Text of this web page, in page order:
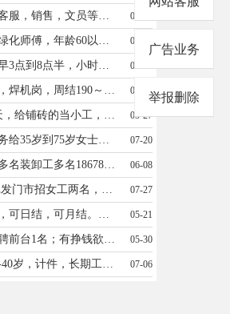
女37岁，大专，干过客服，销售，文员等工作，想找一份兼职或者小时工,电话15630911262非诚勿扰 07-02
留村附近产业园招聘绿化师傅，年龄60以内，割草灌溉。活不累。有经验者优先！电话13131918891。微信同号。 05-11
招女女配货工两名，早3点到8点半，小时工，顺兴市场附近，13722949994 05-20
太阳能光伏厂招普工，焊机岗，周结190～240元/天，免费住宿福利食堂。18－45男女不限。电话19103394473 05-29
招小工一名，150一天，给铺砖的当小工，不是日结工资。电话15933380993 05-27
我是一名陪帮专业服务给35岁到75岁女士吃喝游玩看病拿药帮干活只要你有需要我二十四小时在岗15369933781等你来电 07-20
飞豹物流园招聘司机多名装卸工多名18678895078 06-08
招聘 襄北市场食品批发门市招女工两名，中午管饭，年龄25-40岁认真负责，吃苦耐劳薪资面议电话☎：18131956102 07-27
襄都区设备厂常白班，可日结，可月结。月综合工资7000-8000元 要求男20-45 管吃住 ☎️19103394473 05-21
邢台熙悦影音酒店招聘前台1名；有挣钱欲望，综合薪资：4000+联系电话：15233971251 05-30
拉箱组装工，女，20-40岁，计件，长期工，室内有空调，园博园南高家屯，13780292500 07-06
广告业务
举报删除